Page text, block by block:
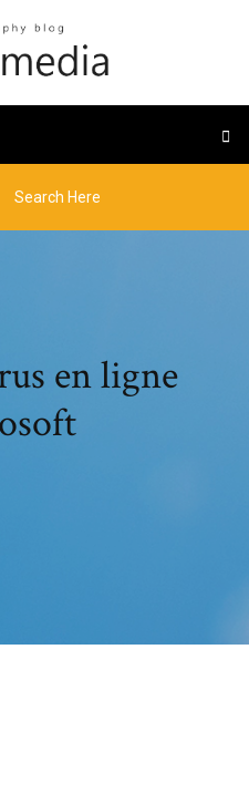
en ligne